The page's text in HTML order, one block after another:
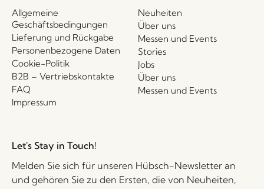
Allgemeine
Geschäftsbedingungen
Lieferung und Rückgabe
Personenbezogene Daten
Cookie-Politik
B2B – Vertriebskontakte
FAQ
Impressum
Neuheiten
Über uns
Messen und Events
Stories
Jobs
Über uns
Messen und Events
Let's Stay in Touch!
Melden Sie sich für unseren Hübsch-Newsletter an
und gehören Sie zu den Ersten, die von Neuheiten,